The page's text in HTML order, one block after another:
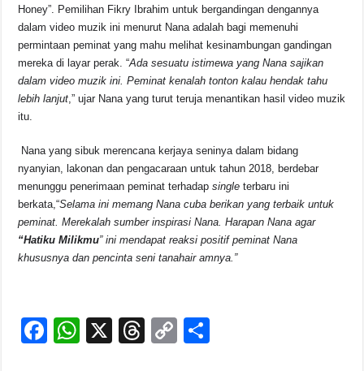
Honey”. Pemilihan Fikry Ibrahim untuk bergandingan dengannya
dalam video muzik ini menurut Nana adalah bagi memenuhi
permintaan peminat yang mahu melihat kesinambungan gandingan
mereka di layar perak. “Ada sesuatu istimewa yang Nana sajikan
dalam video muzik ini. Peminat kenalah tonton kalau hendak tahu
lebih lanjut,” ujar Nana yang turut teruja menantikan hasil video muzik
itu.
Nana yang sibuk merencana kerjaya seninya dalam bidang
nyanyian, lakonan dan pengacaraan untuk tahun 2018, berdebar
menunggu penerimaan peminat terhadapsingle terbaru ini
berkata,“Selama ini memang Nana cuba berikan yang terbaik untuk
peminat. Merekalah sumber inspirasi Nana. Harapan Nana agar
“Hatiku Milikmu” ini mendapat reaksi positif peminat Nana
khususnya dan pencinta seni tanahair amnya.”
F
W
X
T
C